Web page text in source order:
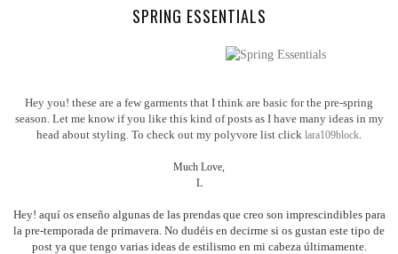
SPRING ESSENTIALS
Hey you! these are a few garments that I think are basic for the pre-spring
season. Let me know if you like this kind of posts as I have many ideas in my
head about styling. To check out my polyvore list click lara109block
Much Love,
L
Hey! aquí os enseño algunas de las prendas que creo son imprescindibles para
la pre-temporada de primavera. No dudéis en decirme si os gustan este tipo de
post ya que tengo varias ideas de estilismo en mi cabeza últimamente.